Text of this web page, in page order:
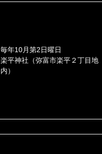
毎年10月第2日曜日
楽平神社（弥富市楽平２丁目地
内）